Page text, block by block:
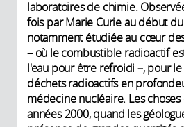
laboratoires de chimie.
fois par Marie Curie au début du
notamment étudiée au cœur
– où le combustible radioactif
l'eau pour être refroidi –, pour
déchets radioactifs en
médecine nucléaire. Les
années 2000, quand les